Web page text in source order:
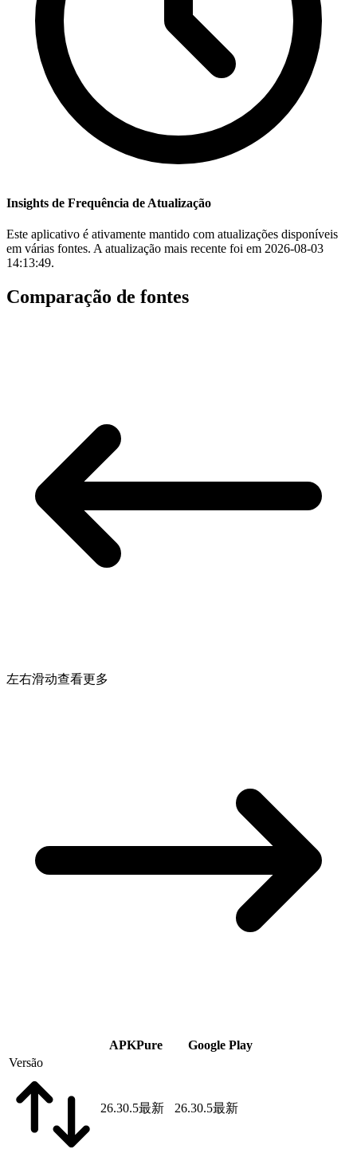
Insights de Frequência de Atualização
Este aplicativo é ativamente mantido com atualizações disponíveis
em várias fontes. A atualização mais recente foi em 2026-08-03
14:13:49.
Comparação de fontes
左右滑动查看更多
APKPure
Google Play
Versão
26.30.5最新 26.30.5最新